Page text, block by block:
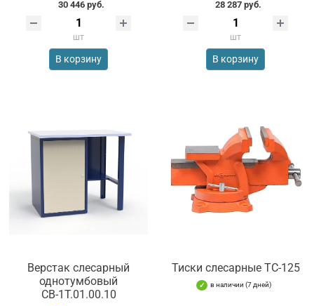
30 446 руб.
шт
В корзину
28 287 руб.
шт
В корзину
Верстак слесарный
однотумбовый
СВ-1Т.01.00.10
Тиски слесарные TC-125
в наличии (7 дней)